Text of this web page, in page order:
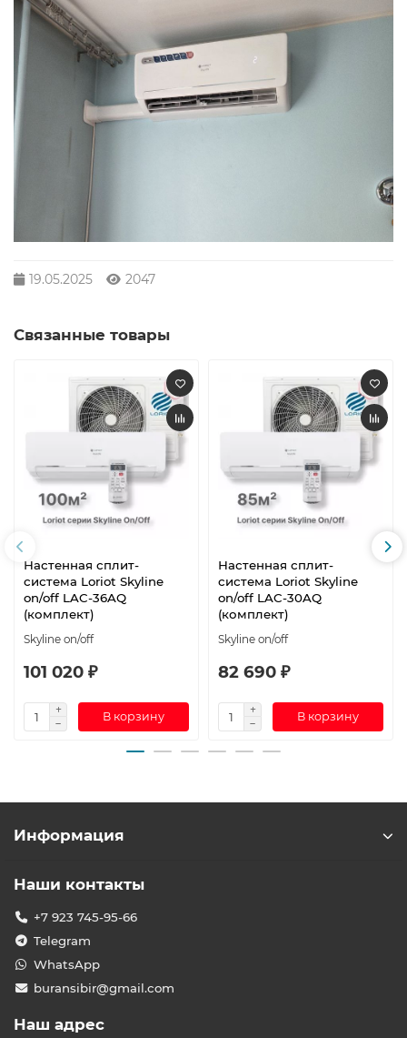
19.05.2025 2047
Связанные товары
Настенная сплит-
система Loriot Skyline
on/off LAC-36AQ
(комплект)
Skyline on/off
101 020 ₽
В корзину
Настенная сплит-
система Loriot Skyline
on/off LAC-30AQ
(комплект)
Skyline on/off
82 690 ₽
В корзину
Информация
Наши контакты
+7 923 745-95-66
Telegram
WhatsApp
buransibir@gmail.com
Наш адрес